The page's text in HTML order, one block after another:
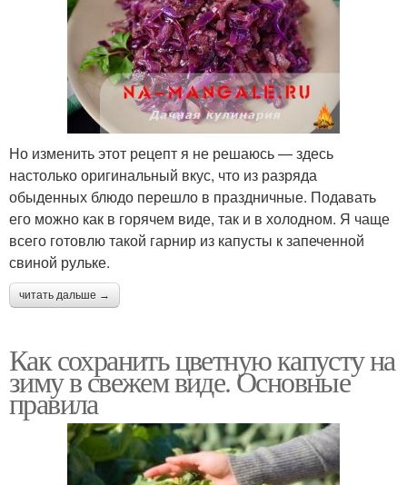
Но изменить этот рецепт я не решаюсь — здесь
настолько оригинальный вкус, что из разряда
обыденных блюдо перешло в праздничные. Подавать
его можно как в горячем виде, так и в холодном. Я чаще
всего готовлю такой гарнир из капусты к запеченной
свиной рульке.
читать дальше →
Как сохранить цветную капусту на
зиму в свежем виде. Основные
правила